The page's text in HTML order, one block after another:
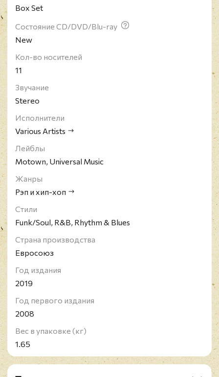
Box Set
Состояние CD/DVD/Blu-ray
New
Кол-во носителей
11
Звучание
Stereo
Исполнители
Various Artists
Лейблы
Motown, Universal Music
Жанры
Рэп и хип-хоп
Стили
Funk/Soul, R&B, Rhythm & Blues
Страна производства
Евросоюз
Год издания
2019
Год первого издания
2008
Вес в упаковке (кг)
1.65